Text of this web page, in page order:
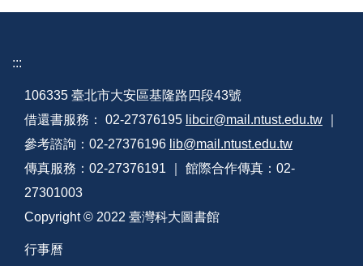
:::
106335 臺北市大安區基隆路四段43號
借還書服務： 02-27376195 libcir@mail.ntust.edu.tw
參考諮詢：02-27376196 lib@mail.ntust.edu.tw
傳真服務：02-27376191 ｜ 館際合作傳真：02-
27301003
Copyright © 2022 臺灣科大圖書館
行事曆